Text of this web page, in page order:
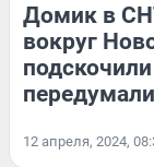
Домик в
вокруг
12 апреля, 2024,